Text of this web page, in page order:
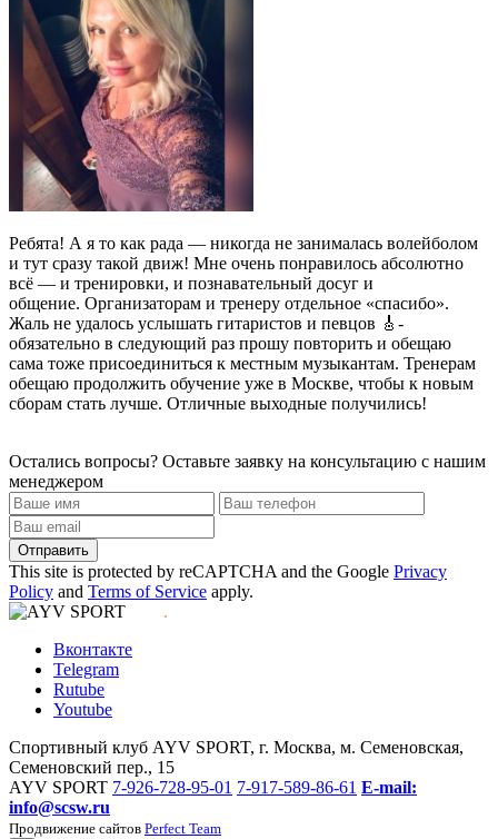
Ребята! А я то как рада — никогда не занималась волейболом
и тут сразу такой движ! Мне очень понравилось абсолютно
всё — и тренировки, и познавательный досуг и
общение. Организаторам и тренеру отдельное «спасибо».
Жаль не удалось услышать гитаристов и певцов 🎸-
обязательно в следующий раз прошу повторить и обещаю
сама тоже присоединиться к местным музыкантам. Тренерам
обещаю продолжить обучение уже в Москве, чтобы к новым
сборам стать лучше. Отличные выходные получились!
Остались вопросы? Оставьте заявку на консультацию с нашим
менеджером
Отправить
This site is protected by reCAPTCHA and the Google Privacy
Policy and Terms of Service apply.
.
Вконтакте
Telegram
Rutube
Youtube
Спортивный клуб AYV SPORT, г. Москва, м. Семеновская,
Семеновский пер., 15
AYV SPORT 7-926-728-95-01 7-917-589-86-61 E-mail:
info@scsw.ru
Продвижение сайтов Perfect Team